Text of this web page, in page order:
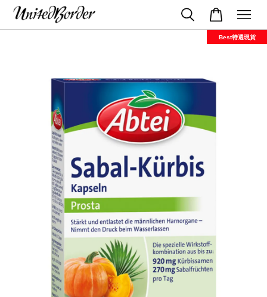
Best特選現貨